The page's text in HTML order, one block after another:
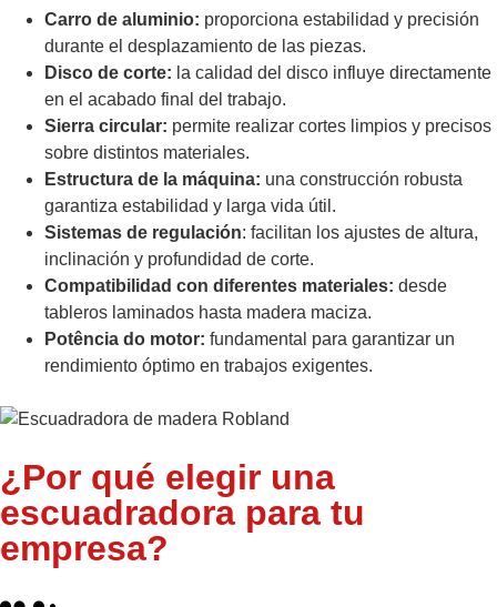
Carro de aluminio: proporciona estabilidad y precisión
durante el desplazamiento de las piezas.
Disco de corte: la calidad del disco influye directamente
en el acabado final del trabajo.
Sierra circular: permite realizar cortes limpios y precisos
sobre distintos materiales.
Estructura de la máquina: una construcción robusta
garantiza estabilidad y larga vida útil.
Sistemas de regulación: facilitan los ajustes de altura,
inclinación y profundidad de corte.
Compatibilidad con diferentes materiales: desde
tableros laminados hasta madera maciza.
Potência do motor: fundamental para garantizar un
rendimiento óptimo en trabajos exigentes.
¿Por qué elegir una
escuadradora para tu
empresa?